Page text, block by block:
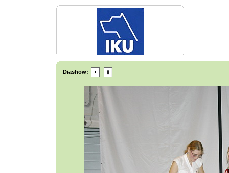
Diashow: